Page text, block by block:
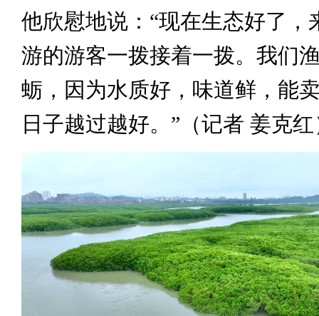
他欣慰地说：“现在生态好了，
游的游客一拨接着一拨。我们
蛎，因为水质好，味道鲜，能
日子越过越好。”（记者 姜克红